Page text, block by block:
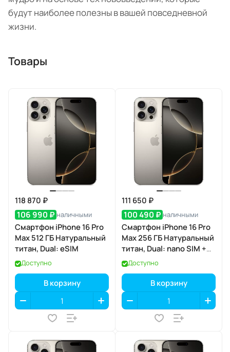
будут наиболее полезны в вашей повседневной
жизни.
Товары
118 870 ₽
106 990 ₽ наличными
Смартфон iPhone 16 Pro
Max 512 ГБ Натуральный
титан, Dual: eSIM
Доступно
В корзину
111 650 ₽
100 490 ₽ наличными
Смартфон iPhone 16 Pro
Max 256 ГБ Натуральный
титан, Dual: nano SIM +
eSIM
Доступно
В корзину